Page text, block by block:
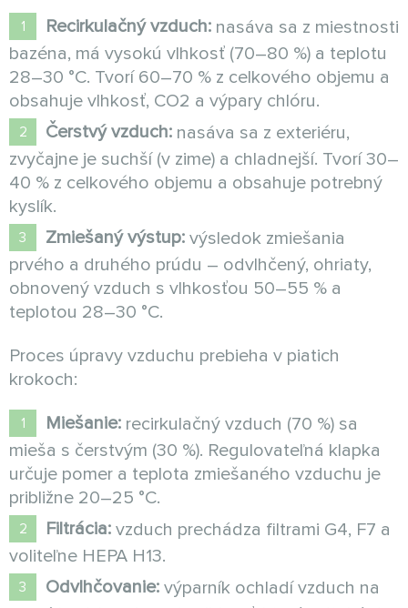
Recirkulačný vzduch: nasáva sa z miestnosti
bazéna, má vysokú vlhkosť (70–80 %) a teplotu
28–30 °C. Tvorí 60–70 % z celkového objemu a
obsahuje vlhkosť, CO2 a výpary chlóru.
Čerstvý vzduch: nasáva sa z exteriéru,
zvyčajne je suchší (v zime) a chladnejší. Tvorí 30–
40 % z celkového objemu a obsahuje potrebný
kyslík.
Zmiešaný výstup: výsledok zmiešania
prvého a druhého prúdu – odvlhčený, ohriaty,
obnovený vzduch s vlhkosťou 50–55 % a
teplotou 28–30 °C.
Proces úpravy vzduchu prebieha v piatich
krokoch:
Miešanie: recirkulačný vzduch (70 %) sa
mieša s čerstvým (30 %). Regulovateľná klapka
určuje pomer a teplota zmiešaného vzduchu je
približne 20–25 °C.
Filtrácia: vzduch prechádza filtrami G4, F7 a
voliteľne HEPA H13.
Odvlhčovanie: výparník ochladí vzduch na